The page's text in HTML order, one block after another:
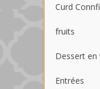
Curd
fruits
Dessert en
Entrées